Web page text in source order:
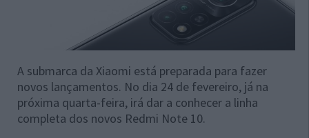
A submarca da Xiaomi está preparada para fazer
novos lançamentos. No dia 24 de fevereiro, já na
próxima quarta-feira, irá dar a conhecer a linha
completa dos novos Redmi Note 10.